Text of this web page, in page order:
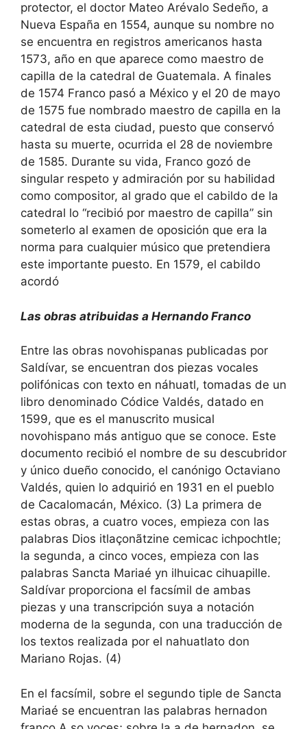
protector, el doctor Mateo Arévalo Sedeño, a
Nueva España en 1554, aunque su nombre no
se encuentra en registros americanos hasta
1573, año en que aparece como maestro de
capilla de la catedral de Guatemala. A finales
de 1574 Franco pasó a México y el 20 de mayo
de 1575 fue nombrado maestro de capilla en la
catedral de esta ciudad, puesto que conservó
hasta su muerte, ocurrida el 28 de noviembre
de 1585. Durante su vida, Franco gozó de
singular respeto y admiración por su habilidad
como compositor, al grado que el cabildo de la
catedral lo “recibió por maestro de capilla” sin
someterlo al examen de oposición que era la
norma para cualquier músico que pretendiera
este importante puesto. En 1579, el cabildo
acordó
Las obras atribuidas a Hernando Franco
Entre las obras novohispanas publicadas por
Saldívar, se encuentran dos piezas vocales
polifónicas con texto en náhuatl, tomadas de un
libro denominado Códice Valdés, datado en
1599, que es el manuscrito musical
novohispano más antiguo que se conoce. Este
documento recibió el nombre de su descubridor
y único dueño conocido, el canónigo Octaviano
Valdés, quien lo adquirió en 1931 en el pueblo
de Cacalomacán, México. (3) La primera de
estas obras, a cuatro voces, empieza con las
palabras Dios itlaçonãtzine cemicac ichpochtle;
la segunda, a cinco voces, empieza con las
palabras Sancta Mariaé yn ilhuicac cihuapille.
Saldívar proporciona el facsímil de ambas
piezas y una transcripción suya a notación
moderna de la segunda, con una traducción de
los textos realizada por el nahuatlato don
Mariano Rojas. (4)
En el facsímil, sobre el segundo tiple de Sancta
Mariaé se encuentran las palabras hernadon